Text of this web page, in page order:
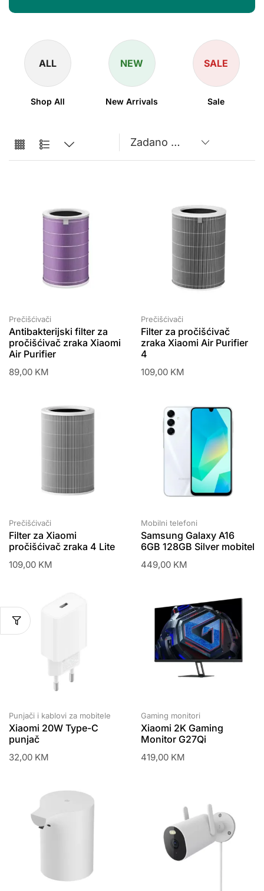
ALL
Shop All
NEW
New Arrivals
SALE
Sale
Prečišćivači
Antibakterijski filter za
pročišćivač zraka Xiaomi
Air Purifier
89,00 KM
Prečišćivači
Filter za pročišćivač
zraka Xiaomi Air Purifier
4
109,00 KM
Prečišćivači
Filter za Xiaomi
pročišćivač zraka 4 Lite
109,00 KM
Mobilni telefoni
Samsung Galaxy A16
6GB 128GB Silver mobitel
449,00 KM
Punjači i kablovi za mobitele
Xiaomi 20W Type-C
punjač
32,00 KM
Gaming monitori
Xiaomi 2K Gaming
Monitor G27Qi
419,00 KM